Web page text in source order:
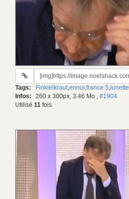
URL
gif:
Tags: Finkielkraut,ennui,france 5, lunette
Infos: 260 x 300px, 3.46 Mo , #1904
Utilisé 11 fois